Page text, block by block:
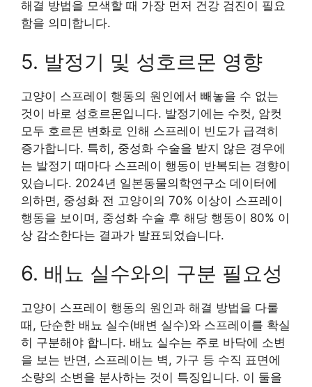
해결 방법을 모색할 때 가장 먼저 건강 검진이 필요
함을 의미합니다.
5. 발정기 및 성호르몬 영향
고양이 스프레이 행동의 원인에서 빼놓을 수 없는
것이 바로 성호르몬입니다. 발정기에는 수컷, 암컷
모두 호르몬 변화로 인해 스프레이 빈도가 급격히
증가합니다. 특히, 중성화 수술을 받지 않은 경우에
는 발정기 때마다 스프레이 행동이 반복되는 경향이
있습니다. 2024년 일본동물의학연구소 데이터에
의하면, 중성화 전 고양이의 70% 이상이 스프레이
행동을 보이며, 중성화 수술 후 해당 행동이 80% 이
상 감소한다는 결과가 발표되었습니다.
6. 배뇨 실수와의 구분 필요성
고양이 스프레이 행동의 원인과 해결 방법을 다룰
때, 단순한 배뇨 실수(배변 실수)와 스프레이를 확실
히 구분해야 합니다. 배뇨 실수는 주로 바닥에 소변
을 보는 반면, 스프레이는 벽, 가구 등 수직 표면에
소량의 소변을 분사하는 것이 특징입니다. 이 둘을